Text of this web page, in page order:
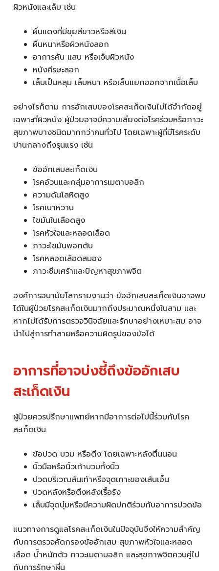
ผิวหนังและเล็บ เช่น
ผื่นแดงที่มีขุยสีขาวหรือสีเงิน
ผื่นหนาหรือผิวหนังลอก
อาการคัน แสบ หรือเจ็บผิวหนัง
หนังศีรษะลอก
เล็บเป็นหลุม เล็บหนา หรือเล็บแยกออกจากเนื้อเล็บ
อย่างไรก็ตาม การอักเสบของโรคสะเก็ดเงินไม่ได้จำกัดอยู่
เฉพาะที่ผิวหนัง ผู้ป่วยอาจมีความเสี่ยงต่อโรคร่วมหรือภาวะ
สุขภาพบางชนิดมากกว่าคนทั่วไป โดยเฉพาะผู้ที่มีโรคระดับ
ปานกลางถึงรุนแรง เช่น
ข้ออักเสบสะเก็ดเงิน
โรคอ้วนและกลุ่มอาการเมตาบอลิก
ความดันโลหิตสูง
โรคเบาหวาน
ไขมันในเลือดสูง
โรคหัวใจและหลอดเลือด
ภาวะไขมันพอกตับ
โรคหลอดเลือดสมอง
ภาวะซึมเศร้าและปัญหาสุขภาพจิต
องค์การอนามัยโลกรายงานว่า ข้ออักเสบสะเก็ดเงินอาจพบ
ได้ในผู้ป่วยโรคสะเก็ดเงินมากถึงประมาณหนึ่งในสาม และ
หากไม่ได้รับการตรวจวินิจฉัยและรักษาอย่างเหมาะสม อาจ
นำไปสู่การทำลายหรือความผิดรูปของข้อได้
อาการที่อาจบ่งชี้ถึงข้ออักเสบ
สะเก็ดเงิน
ผู้ป่วยควรปรึกษาแพทย์หากมีอาการต่อไปนี้ร่วมกับโรค
สะเก็ดเงิน
ข้อปวด บวม หรือตึง โดยเฉพาะหลังตื่นนอน
นิ้วมือหรือนิ้วเท้าบวมทั้งนิ้ว
ปวดบริเวณส้นเท้าหรือจุดเกาะของเส้นเอ็น
ปวดหลังหรือตึงหลังเรื้อรัง
เล็บมีจุดบุ๋มหรือมีความผิดปกติร่วมกับอาการปวดข้อ
แนวทางการดูแลโรคสะเก็ดเงินในปัจจุบันจึงให้ความสำคัญ
กับการตรวจคัดกรองข้ออักเสบ สุขภาพหัวใจและหลอด
เลือด น้ำหนักตัว ภาวะเมตาบอลิก และสุขภาพจิตควบคู่ไป
กับการรักษาผื่น